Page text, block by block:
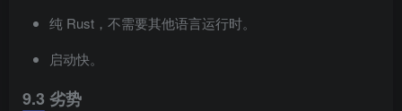
纯 Rust，不需要其他语言运行时。
启动快。
9.3 劣势